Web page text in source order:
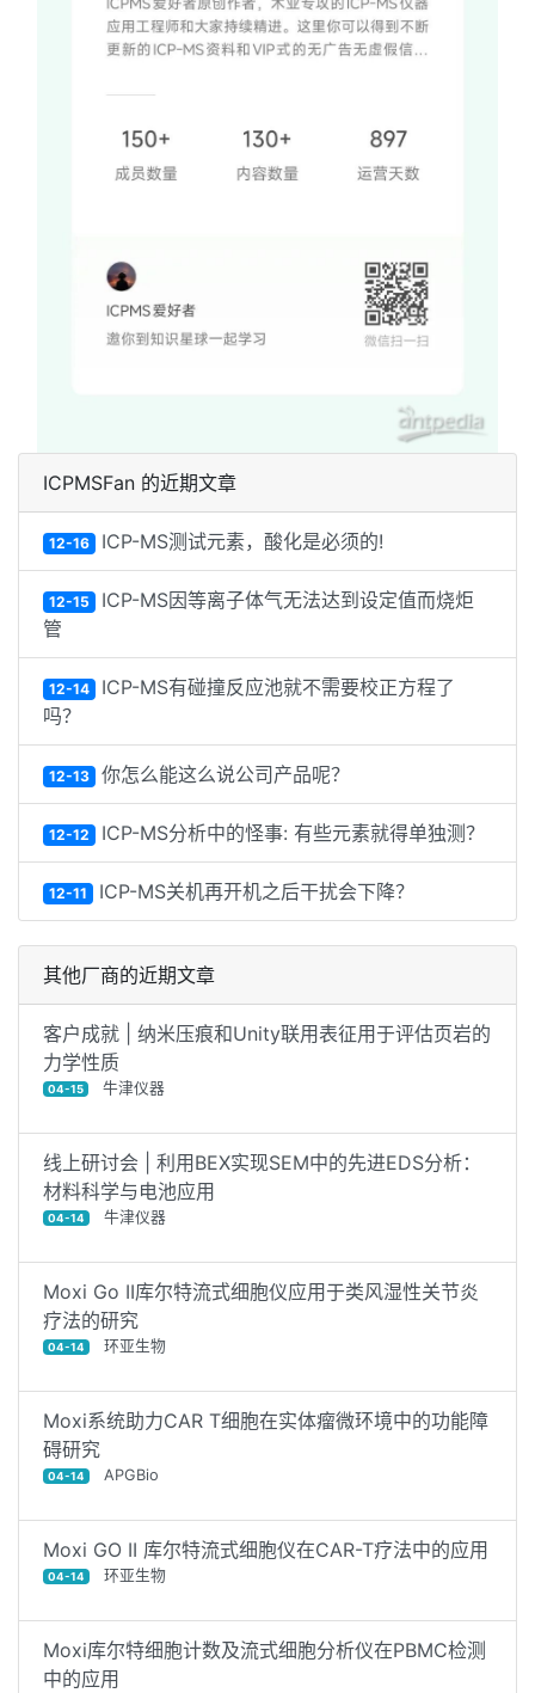
ICPMSFan 的近期文章
12-16 ICP-MS测试元素，酸化是必须的!
12-15 ICP-MS因等离子体气无法达到设定值而烧炬
管
12-14 ICP-MS有碰撞反应池就不需要校正方程了
吗？
12-13 你怎么能这么说公司产品呢？
12-12 ICP-MS分析中的怪事: 有些元素就得单独测？
12-11 ICP-MS关机再开机之后干扰会下降？
其他厂商的近期文章
客户成就 | 纳米压痕和Unity联用表征用于评估页岩的
力学性质
04-15 牛津仪器
线上研讨会 | 利用BEX实现SEM中的先进EDS分析：
材料科学与电池应用
04-14 牛津仪器
Moxi Go II库尔特流式细胞仪应用于类风湿性关节炎
疗法的研究
04-14 环亚生物
Moxi系统助力CAR T细胞在实体瘤微环境中的功能障
碍研究
04-14 APGBio
Moxi GO II 库尔特流式细胞仪在CAR-T疗法中的应用
04-14 环亚生物
Moxi库尔特细胞计数及流式细胞分析仪在PBMC检测
中的应用